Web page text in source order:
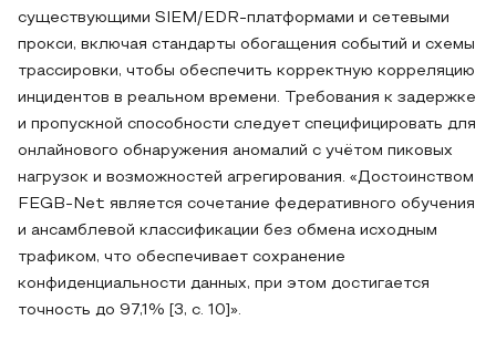
существующими SIEM/EDR-платформами и сетевыми
прокси, включая стандарты обогащения событий и схемы
трассировки, чтобы обеспечить корректную корреляцию
инцидентов в реальном времени. Требования к задержке
и пропускной способности следует специфицировать для
онлайнового обнаружения аномалий с учётом пиковых
нагрузок и возможностей агрегирования. «Достоинством
FEGB-Net является сочетание федеративного обучения
и ансамблевой классификации без обмена исходным
трафиком, что обеспечивает сохранение
конфиденциальности данных, при этом достигается
точность до 97,1% [3, c. 10]».